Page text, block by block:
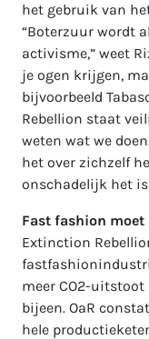
het gebruik van
“Boterzuur wordt
activisme,” weet
je ogen krijgen,
bijvoorbeeld
Rebellion staat
weten wat we
het over zichzelf
onschadelijk het
Fast fashion moet
Extinction
meer CO2-
bijeen. OaR
hele